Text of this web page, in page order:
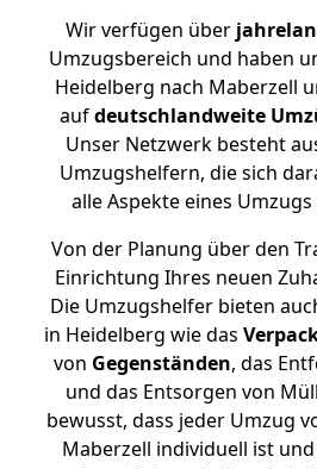
Wir verfügen über
Umzugsbereich und haben
Heidelberg nach Maberzell
aufdeutschlandweite
Unser Netzwerk besteht
Umzugshelfern, die sich
alle Aspekte eines
Von der Planung über den
Einrichtung Ihres neuen
Die Umzugshelfer bieten
in Heidelberg wie das
von Gegenständen, das
und das Entsorgen von
bewusst, dass jeder Umzug
Maberzell individuell ist